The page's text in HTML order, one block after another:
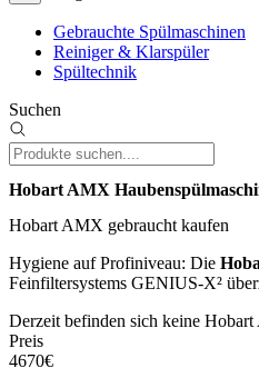
Gebrauchte Spülmaschinen
Reiniger & Klarspüler
Spültechnik
Suchen
Hobart AMX
Hobart AMX gebraucht kaufen
Hygiene auf Profiniveau: Die
Feinfiltersystems GENIUS-X²
Derzeit befinden sich keine
Preis
4670€